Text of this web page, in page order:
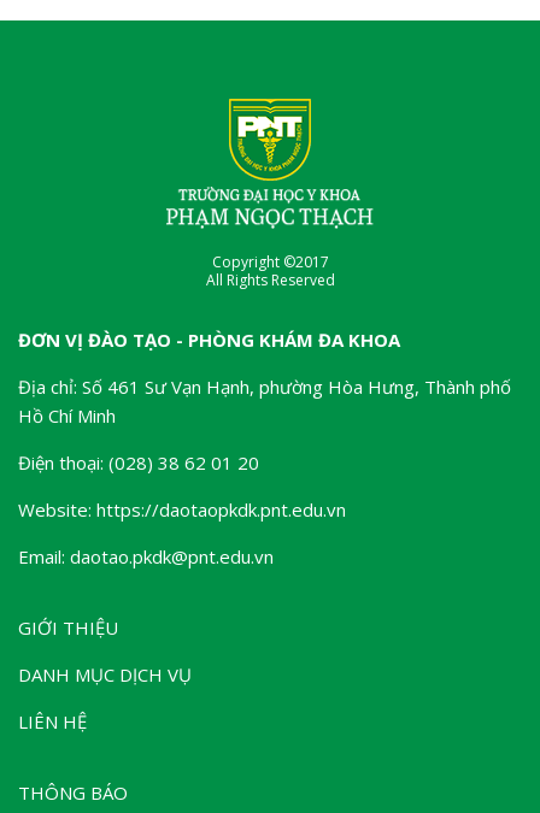
Copyright ©2017
All Rights Reserved
ĐƠN VỊ ĐÀO TẠO - PHÒNG KHÁM ĐA KHOA
Địa chỉ: Số 461 Sư Vạn Hạnh, phường Hòa Hưng, Thành phố
Hồ Chí Minh
Điện thoại: (028) 38 62 01 20
Website: https://daotaopkdk.pnt.edu.vn
Email: daotao.pkdk@pnt.edu.vn
GIỚI THIỆU
DANH MỤC DỊCH VỤ
LIÊN HỆ
THÔNG BÁO